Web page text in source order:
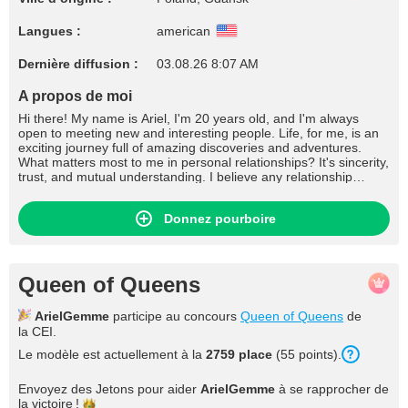
Langues : american
Dernière diffusion : 03.08.26 8:07 AM
A propos de moi
Hi there! My name is Ariel, I'm 20 years old, and I'm always
open to meeting new and interesting people. Life, for me, is an
exciting journey full of amazing discoveries and adventures.
What matters most to me in personal relationships? It's sincerity,
trust, and mutual understanding. I believe any relationship
intimate relationships, tenderness, care, and emotional
closeness are important to me. I want us to share our feelings
and desires, supporting each other in every situation. If I had a
dream of visiting Japan to immerse myself in its culture and
traditions, Australia for its unique nature, and South America for
bright emotions and unforgettable adventures. But most
importantly, I want to share these experiences with a loved one.
My interests are diverse. I love reading – books are a way for
me to dive into other worlds and learn new things. I'm
passionate about art: I enjoy drawing, visiting exhibitions, and
hiking in the mountains to practicing yoga on the beach. Music
Donnez pourboire
Queen of Queens
ArielGemme participe au concours Queen of Queens de
la CEI.
Le modèle est actuellement à la 2759 place (55 points).
Envoyez des Jetons pour aider ArielGemme à se rapprocher de
la victoire !